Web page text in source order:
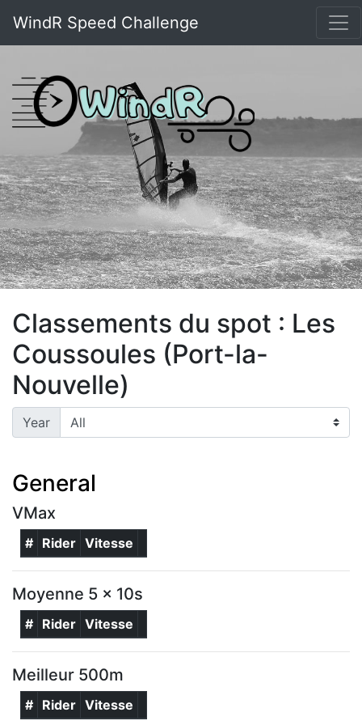
WindR Speed Challenge
Classements du spot : Les
Coussoules (Port-la-
Nouvelle)
Year
General
VMax
# Rider Vitesse
Moyenne 5 x 10s
# Rider Vitesse
Meilleur 500m
# Rider Vitesse